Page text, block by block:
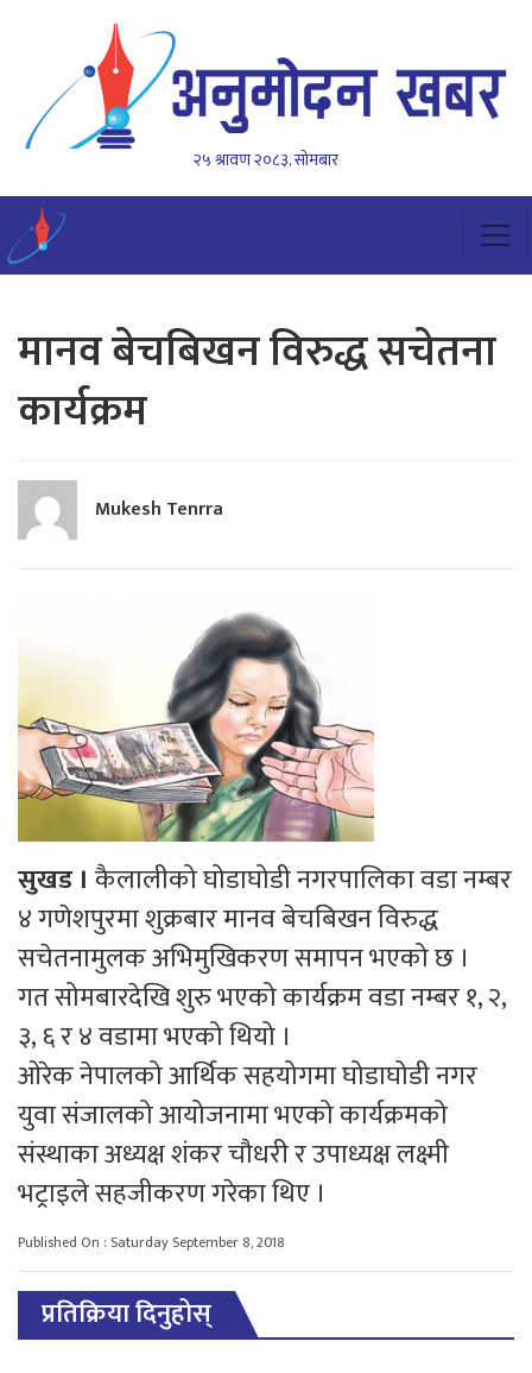
२५ श्रावण २०८३, सोमबार
मानव बेचबिखन विरुद्ध सचेतना
कार्यक्रम
Mukesh Tenrra
सुखड । कैलालीको घोडाघोडी नगरपालिका वडा नम्बर
४ गणेशपुरमा शुक्रबार मानव बेचबिखन विरुद्ध
सचेतनामुलक अभिमुखिकरण समापन भएको छ ।
गत सोमबारदेखि शुरु भएको कार्यक्रम वडा नम्बर १, २,
३, ६ र ४ वडामा भएको थियो ।
ओरेक नेपालको आर्थिक सहयोगमा घोडाघोडी नगर
युवा संजालको आयोजनामा भएको कार्यक्रमको
संस्थाका अध्यक्ष शंकर चौधरी र उपाध्यक्ष लक्ष्मी
भट्राइले सहजीकरण गरेका थिए ।
Published On : Saturday September 8, 2018
प्रतिक्रिया दिनुहोस्